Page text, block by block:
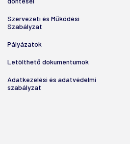
Szervezeti és Működési
Szabályzat
Pályázatok
Letölthető dokumentumok
Adatkezelési és adatvédelmi
szabályzat